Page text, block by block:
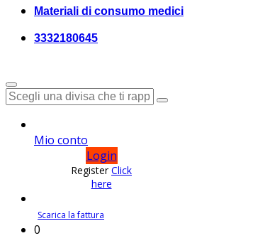
Materiali di consumo medici
3332180645
Mio conto
Login
RegisterClick
here
Scarica la fattura
0